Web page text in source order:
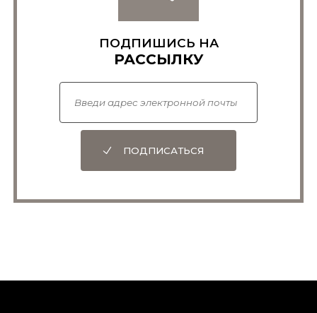
ПОДПИШИСЬ НА
РАССЫЛКУ
ПОДПИСАТЬСЯ